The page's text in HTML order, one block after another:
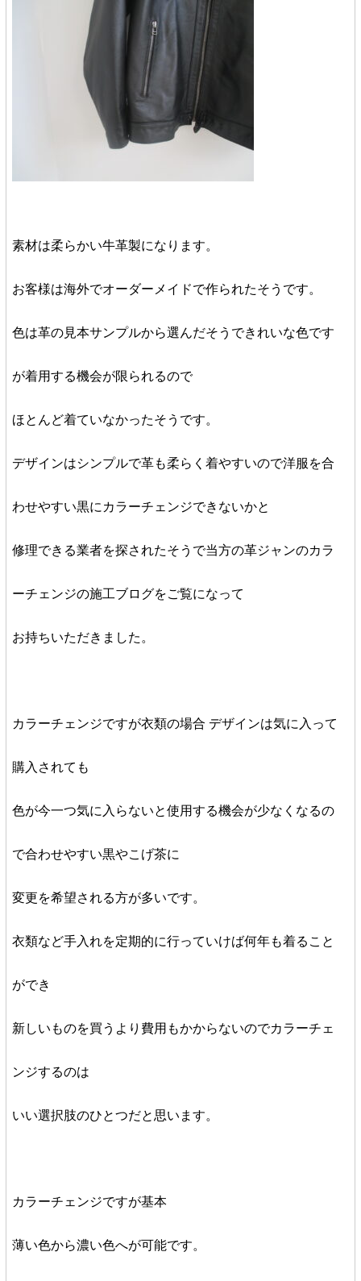
素材は柔らかい牛革製になります。
お客様は海外でオーダーメイドで作られたそうです。
色は革の見本サンプルから選んだそうできれいな色です
が着用する機会が限られるので
ほとんど着ていなかったそうです。
デザインはシンプルで革も柔らく着やすいので洋服を合
わせやすい黒にカラーチェンジできないかと
修理できる業者を探されたそうで当方の革ジャンのカラ
ーチェンジの施工ブログをご覧になって
お持ちいただきました。
カラーチェンジですが衣類の場合 デザインは気に入って
購入されても
色が今一つ気に入らないと使用する機会が少なくなるの
で合わせやすい黒やこげ茶に
変更を希望される方が多いです。
衣類など手入れを定期的に行っていけば何年も着ること
ができ
新しいものを買うより費用もかからないのでカラーチェ
ンジするのは
いい選択肢のひとつだと思います。
カラーチェンジですが基本
薄い色から濃い色へが可能です。